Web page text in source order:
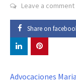
Leave a comment
Share on
Advocaciones